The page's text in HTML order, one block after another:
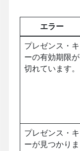
エラー
プレゼンス・キ
ーの有効期限が
切れています。
プレゼンス・キ
ーが見つかりま